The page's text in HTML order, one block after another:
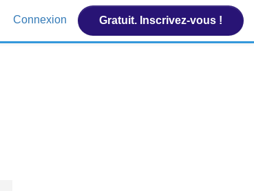
Connexion Gratuit. Inscrivez-vous !